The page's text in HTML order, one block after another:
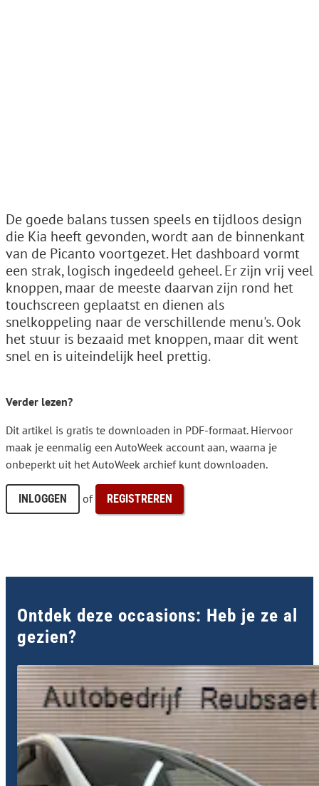
De goede balans tussen speels en tijdloos design
die Kia heeft gevonden, wordt aan de binnenkant
van de Picanto voortgezet. Het dashboard vormt
een strak, logisch ingedeeld geheel. Er zijn vrij veel
knoppen, maar de meeste daarvan zijn rond het
touchscreen geplaatst en dienen als
snelkoppeling naar de verschillende menu's. Ook
het stuur is bezaaid met knoppen, maar dit went
snel en is uiteindelijk heel prettig.
Verder lezen?
Dit artikel is gratis te downloaden in PDF-formaat. Hiervoor
maak je eenmalig een AutoWeek account aan, waarna je
onbeperkt uit het AutoWeek archief kunt downloaden.
INLOGGEN of REGISTREREN
Ontdek deze occasions: Heb je ze al
gezien?